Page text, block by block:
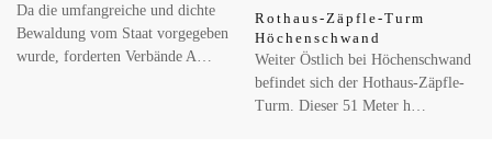
Da die umfangreiche und dichte
Bewaldung vom Staat vorgegeben
wurde, forderten Verbände A…
Rothaus-Zäpfle-Turm
Höchenschwand
Weiter Östlich bei Höchenschwand
befindet sich der Hothaus-Zäpfle-
Turm. Dieser 51 Meter h…